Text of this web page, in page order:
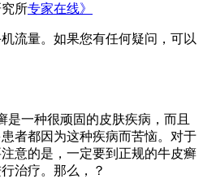
所专家在线》
流量。如果您有任何疑问，可以
是一种很顽固的皮肤疾病，而且
者都因为这种疾病而苦恼。对于
意的是，一定要到正规的牛皮癣
治疗。那么，？